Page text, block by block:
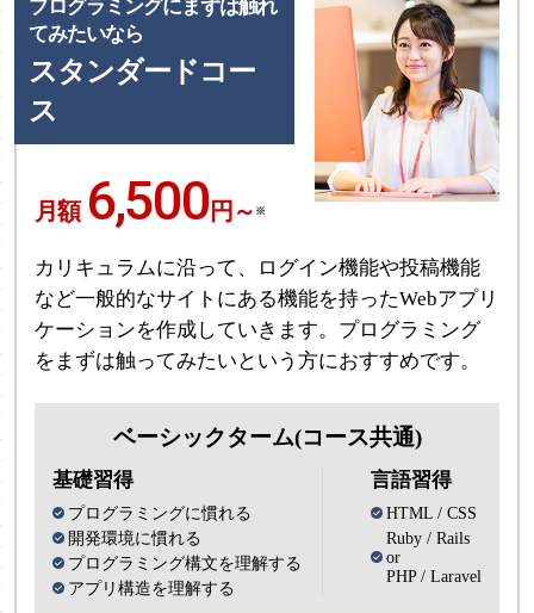
プログラミングにまずは触れ
てみたいなら
スタンダードコー
ス
月額 6,500 円～ ※
カリキュラムに沿って、ログイン機能や投稿機能
など一般的なサイトにある機能を持ったWebアプリ
ケーションを作成していきます。プログラミング
をまずは触ってみたいという方におすすめです。
ベーシックターム(コース共通)
基礎習得
プログラミングに慣れる
開発環境に慣れる
プログラミング構文を理解する
アプリ構造を理解する
言語習得
HTML / CSS
Ruby / Rails
or
PHP / Laravel